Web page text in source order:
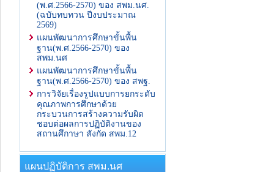
(พ.ศ.2566-2570) ของ สพม.นศ.
(ฉบับทบทวน ปีงบประมาณ
2569)
แผนพัฒนาการศึกษาขั้นพื้น
ฐาน(พ.ศ.2566-2570) ของ
สพม.นศ
แผนพัฒนาการศึกษาขั้นพื้น
ฐาน(พ.ศ.2566-2570) ของ สพฐ.
การวิจัยเรื่องรูปแบบการยกระดับ
คุณภาพการศึกษาด้วย
กระบวนการสร้างความรับผิด
ชอบต่อผลการปฏิบัติงานของ
สถานศึกาษา สังกัด สพม.12
แผนปฏิบัติการ สพม.นศ